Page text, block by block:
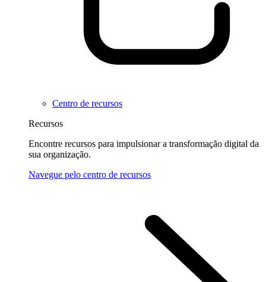
Centro de recursos
Recursos
Encontre recursos para impulsionar a transformação digital da
sua organização.
Navegue pelo centro de recursos